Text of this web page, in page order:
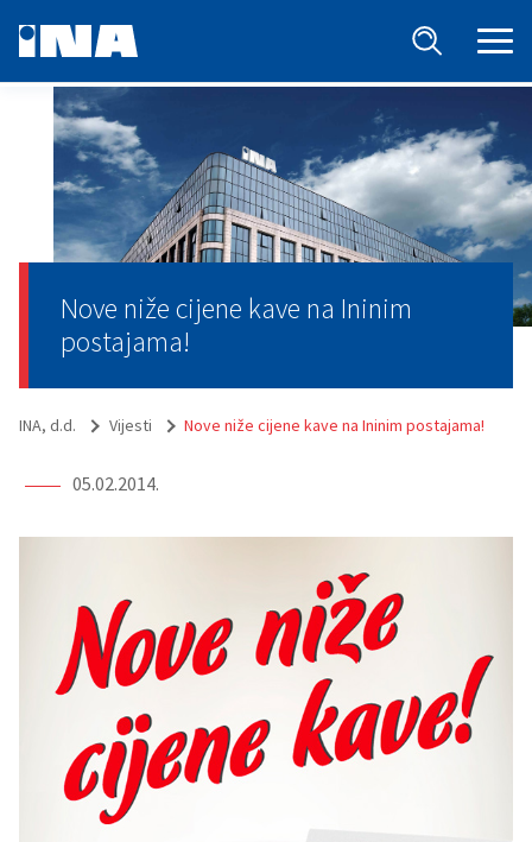
Nove niže cijene kave na Ininim
postajama!
INA, d.d. Vijesti Nove niže cijene kave na Ininim postajama!
05.02.2014.